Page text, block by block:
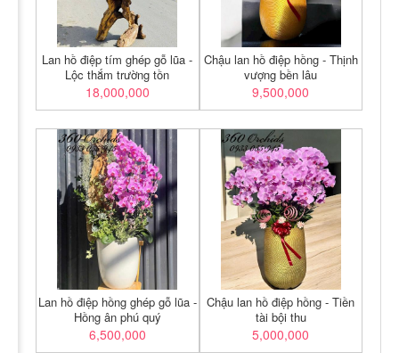
Lan hồ điệp tím ghép gỗ lũa -
Lộc thắm trường tồn
18,000,000
Chậu lan hồ điệp hồng - Thịnh
vượng bền lâu
9,500,000
Lan hồ điệp hồng ghép gỗ lũa -
Hồng ân phú quý
6,500,000
Chậu lan hồ điệp hồng - Tiền
tài bội thu
5,000,000